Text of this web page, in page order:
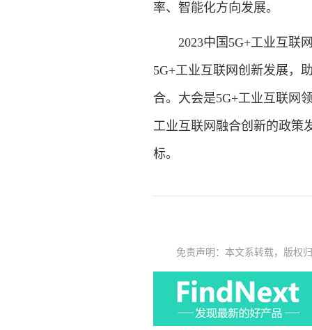
率、智能化方向发展。
2023中国5G+工业互联网
5G+工业互联网创新发展，
合。大会是5G+工业互联网
工业互联网融合创新的政策
标。
免责声明：本文系转载，版权